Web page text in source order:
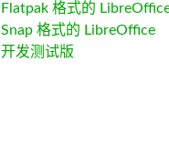
Flatpak 格式的
Snap 格式的 LibreOffice
开发测试版